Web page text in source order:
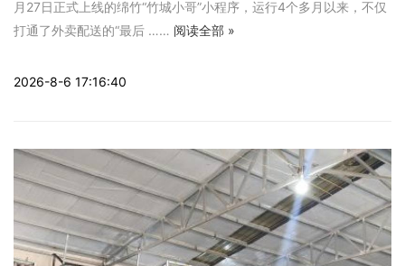
月27日正式上线的绵竹“竹城小哥”小程序，运行4个多月以来，不仅
打通了外卖配送的“最后 …… 阅读全部 »
2026-8-6 17:16:40